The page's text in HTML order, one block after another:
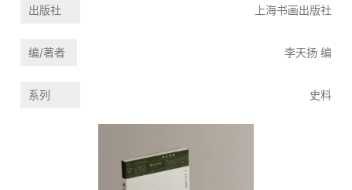
出版社 上海书画出版社
编/著者 李天扬 编
系列 史料